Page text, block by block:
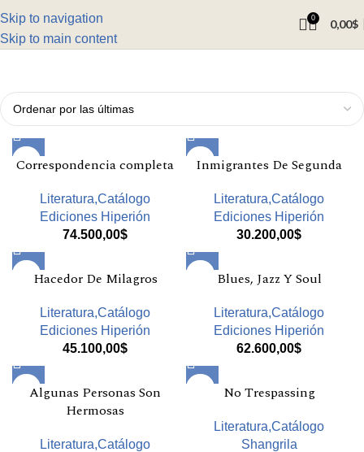
Skip to navigation
Skip to main content
0 0,00$
Correspondencia completa
Literatura,Catálogo
Ediciones Hiperión
74.500,00$
Inmigrantes De Segunda
Literatura,Catálogo
Ediciones Hiperión
30.200,00$
Hacedor De Milagros
Literatura,Catálogo
Ediciones Hiperión
45.100,00$
Blues, Jazz Y Soul
Literatura,Catálogo
Ediciones Hiperión
62.600,00$
Algunas Personas Son
Hermosas
Literatura,Catálogo
No Trespassing
Literatura,Catálogo
Shangrila